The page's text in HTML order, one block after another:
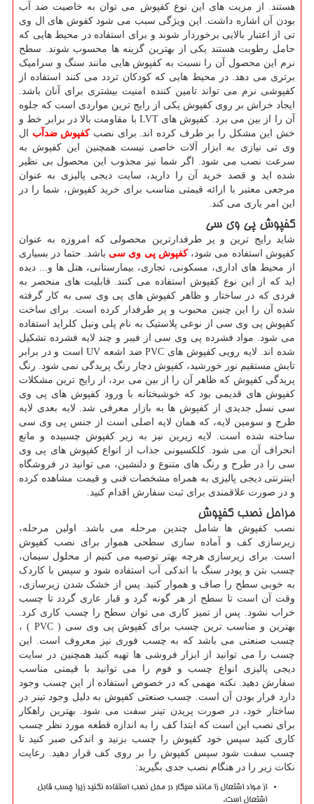
هستند. از مزیت های این نوع کفپوش می توان به خاصیت ضد آب
بودن آن اشاره داشت. این ویژگی سبب می شود کفوش های ال وی
تی از اعتبار بالایی برخوردار شوند و برای استفاده در محیط هایی که
حامل رطوبت هستند یکی از بهترین گزینه ها محسوب شوند. سطح
نرم این محصول آن را نسبت به کفپوش هایی مانند سنگ و سرامیک
برتری می دهد. در محیط هایی که کودکان تردد می کنند استفاده از
کفپوشی نرم می تواند تامین کننده امنیت بیشتری برای آنان باشد.
ایجاد خراش بر روی کفپوش یکی از رایج ترین مواردی است که جلوه
آن را از بین می برد. کفپوش هایLVT با مقاومت بالا در برابر خط و
خش این مشکل را بر طرف کرده اند. برای نصبکفپوش ضدآب ال
وی تی نیازی به ابزار آلات خاصی نیست همچنین این کفپوش به
سرعت نصب می شود. اگر شما نیز مجذوب این محصول بی نظیر
شده اید و قصد خرید آن را دارید، سایت دیجی پالیزی به عنوان
مرجعی معتبر با ارائه قیمتی مناسب برای خرید کفپوش، شما را در
این امر یاری می کند.
کفپوش پی ­وی­ سی
شاید رایج ترین و پر طرفدارترین محصولی که امروزه به عنوان
کفپوش استفاده می شود،کفپوش پی وی سی باشد. حتما در بسیاری
از محیط های اداری، مسکونی، تجاری، بیمارستانی، هتل ها و... دیده
اید که از این نوع کفپوش استفاده می کنند. قابلیت های منحصر به
فردی که در ساختار و ظاهر کفپوش های پی وی سی به کار گرفته
شده آن را این چنین محبوب و پر طرفدار کرده است. برای ساخت
کفپوش پی وی سی از نوعی پلاستیک به نام پلی ونیل کلراید استفاده
می شود. مواد فشرده پی وی سی از فیبر و چند لایه فشرده تشکیل
شده اند. لایه رویی کفپوش های PVCضد اشعه UVاست و در برابر
تابش مستقیم نور خورشید، کفپوش دچار رنگ پریدگی نمی شود. رنگ
پریدگی کفپوش که ظاهر آن را از بین می برد، از رایج ترین مشکلات
کفپوش های قدیمی بود که خوشبختانه با ورود کفپوش های پی وی
سی نسل جدیدی از کفپوش ها به بازار معرفی شد. لایه بعدی لایه
طرح و سومین لایه، که همان لایه اصلی است از جنس پی وی سی
ساخته شده است. لایه زیرین نیز به زیر کفپوش چسبیده و مانع
انحراف آن می شود. کلکسیونی جذاب از انواع کفپوش های پی وی
سی را در طرح و رنگ های متنوع و دلنشین، می توانید در فروشگاه
اینترنتی دیجی پالیزی به همراه مشخصات فنی و قیمت مشاهده کرده
و در صورت علاقمندی برای ثبت سفارش اقدام کنید.
مراحل نصب کفپوش
نصب کفپوش ها شامل چندین مرحله می باشد. اولین مرحله،
زیرسازی کف و آماده سازی سطحی هموار برای نصب کفپوش
است. برای زیرسازی هرچه بهتر توصیه می کنیم از محلول سیمان،
چسب بتن و پودر سنگ با اندکی آب استفاده شود و سپس با کاردک
به خوبی سطح را صاف و هموار کنید. پس از خشک شدن زیرسازی،
وقت آن است تا سطح از هر گونه گرد و قبار عاری گردد تا چسب
خراب نشود. پس از تمیز کاری می توان سطح را چسب کاری کرد.
بهترین و مناسب ترین چسب برای کفپوش پی وی سی (PVC ) ،
چسب صنعتی می باشد که به چسب فوری نیز معروف است. این
چسب را می توانید از ابزار فروشی ها تهیه کنید همچنین در سایت
دیجی پالیزی انواع چسب و فوم را می توانید با قیمتی مناسب
سفارش دهید. نکته مهمی که در خصوص استفاده از این چسب وجود
دارد فرار بودن آن است. چسب صنعتی کفپوش به دلیل وجود تینر در
ساختار خود، در صورت پریدن تینر سفت می شود. بهترین راهکار
برای نصب این است که ابتدا کف را به اندازه قطعه مورد نظر چسب
کاری کنید سپس خود کفپوش را چسب بزنید و اندکی صبر کنید تا
چسب سفت شود سپس کفپوش را بر روی کف قرار دهید. رعایت
نکات زیر را در هنگام نصب جدی بگیرید:
از مواد اشتعال زا مانند سیگار در محل نصب استفاده نکنید زیرا چسب قابل
اشتعال است.